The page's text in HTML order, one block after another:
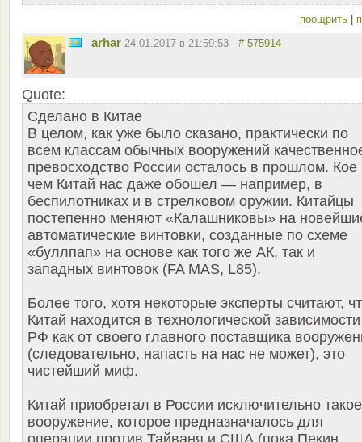
поощрить |
arhar 24.01.2017 в 21:59:53 # 575914
Quote:
Сделано в Китае
В целом, как уже было сказано, практически по
всем классам обычных вооружений
превосходство России осталось в прошлом. Кое
чем Китай нас даже обошел — например, в
беспилотниках и в стрелковом оружии. Китайцы
постепенно меняют «Калашниковы» на
автоматические винтовки, созданные по схеме
«буллпап» на основе как того же АК, так и
западных винтовок (FA MAS, L85).
Более того, хотя некоторые эксперты считают,
Китай находится в технологической
РФ как от своего главного поставщика
(следовательно, напасть на нас не может), это
чистейший миф.
Китай приобретал в России исключительно такое
вооружение, которое предназначалось для
операции против Тайваня и США (пока Пекин